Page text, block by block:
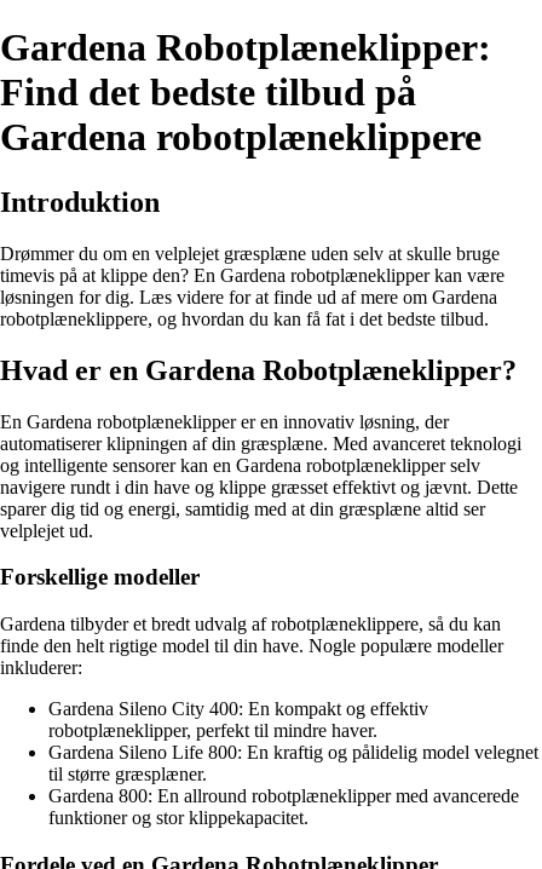
Gardena Robotplæneklipper:
Find det bedste tilbud på
Gardena robotplæneklippere
Introduktion
Drømmer du om en velplejet græsplæne uden selv at skulle bruge
timevis på at klippe den? En Gardena robotplæneklipper kan være
løsningen for dig. Læs videre for at finde ud af mere om Gardena
robotplæneklippere, og hvordan du kan få fat i det bedste tilbud.
Hvad er en Gardena Robotplæneklipper?
En Gardena robotplæneklipper er en innovativ løsning, der
automatiserer klipningen af din græsplæne. Med avanceret teknologi
og intelligente sensorer kan en Gardena robotplæneklipper selv
navigere rundt i din have og klippe græsset effektivt og jævnt. Dette
sparer dig tid og energi, samtidig med at din græsplæne altid ser
velplejet ud.
Forskellige modeller
Gardena tilbyder et bredt udvalg af robotplæneklippere, så du kan
finde den helt rigtige model til din have. Nogle populære modeller
inkluderer:
Gardena Sileno City 400: En kompakt og effektiv
robotplæneklipper, perfekt til mindre haver.
Gardena Sileno Life 800: En kraftig og pålidelig model velegnet
til større græsplæner.
Gardena 800: En allround robotplæneklipper med avancerede
funktioner og stor klippekapacitet.